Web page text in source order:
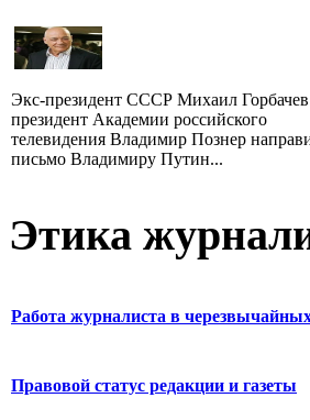
Экс-президент СССР Михаил
президент Академии российского
телевидения Владимир Познер
письмо Владимиру Путин...
Этика
Работа журналиста в
Правовой статус редакции и газеты